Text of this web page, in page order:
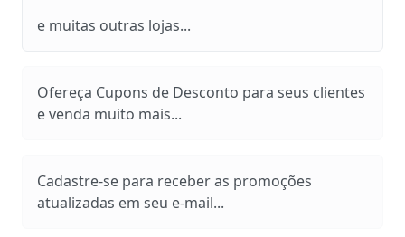
e muitas outras lojas...
Ofereça Cupons de Desconto para seus clientes
e venda muito mais...
Cadastre-se para receber as promoções
atualizadas em seu e-mail...